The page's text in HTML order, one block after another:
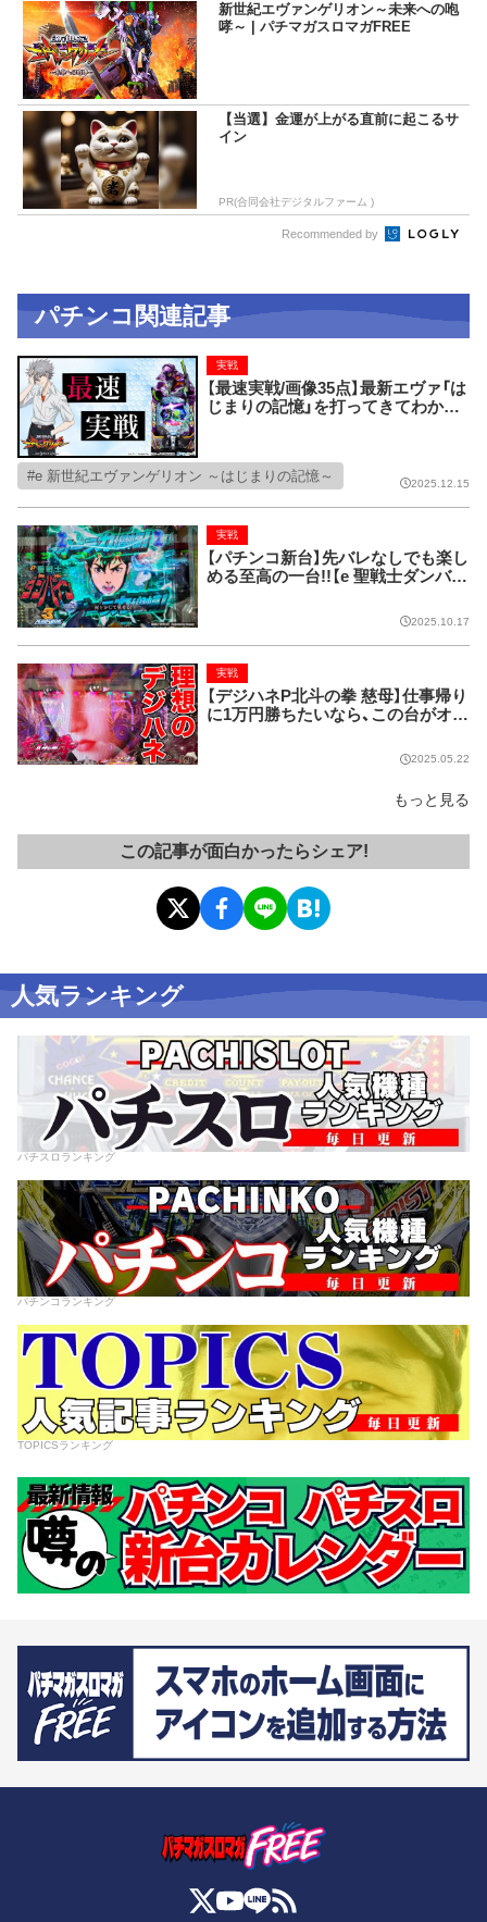
新世紀エヴァンゲリオン～未来への咆
哮～ | パチマガスロマガFREE
【当選】金運が上がる直前に起こるサ
イン
PR(合同会社デジタルファーム )
Recommended by
パチンコ関連記事
【最速実戦/画像35点】最新エヴァ「は
じまりの記憶」を打ってきてわかっ
レイ背景etc...【e 新世紀エヴァンゲ
リオン ～はじまりの記憶～】
実戦
e 新世紀エヴァンゲリオン ～はじまりの記憶～ 2025.12.15
【パチンコ新台】先バレなしでも楽し
める至高の一台!!【e 聖戦士ダンバイ
実戦
2025.10.17
【デジハネP北斗の拳 慈母】仕事帰り
に1万円勝ちたいなら、この台がオス
実戦
2025.05.22
もっと見る
この記事が面白かったらシェア!
人気ランキング
パチスロランキング
パチンコランキング
TOPICSランキング